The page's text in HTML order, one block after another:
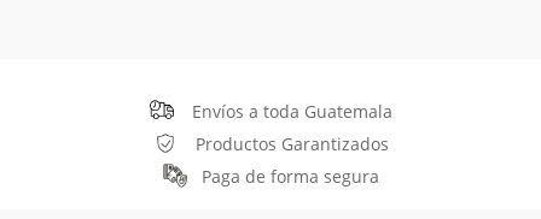
Envíos a toda Guatemala
Productos Garantizados
Paga de forma segura